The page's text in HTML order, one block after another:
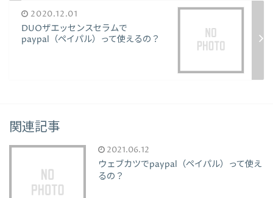
2020.12.01
DUOザエッセンスセラムで
paypal（ペイパル）って使えるの？
関連記事
2021.06.12
ウェブカツでpaypal（ペイパル）って使え
るの？